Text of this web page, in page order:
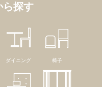
ら探す
ダイニング 椅子